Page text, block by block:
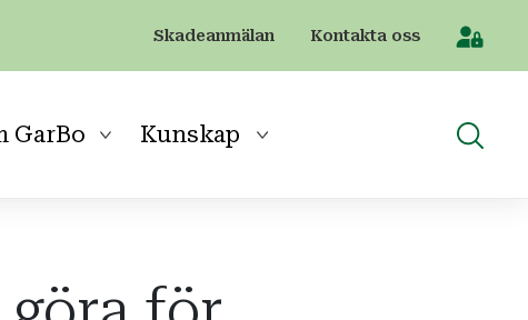
Skadeanmälan Kontakta oss
GarBo Kunskap [Sök]